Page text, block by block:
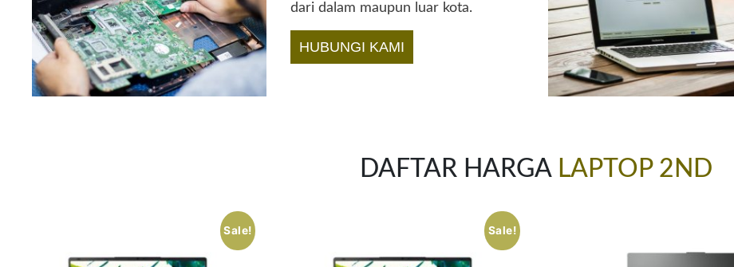
dari dalam maupun luar kota.
HUBUNGI KAMI
DAFTAR HARGA LAPTOP 2ND
Sale! Sale!